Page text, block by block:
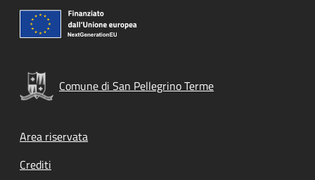
Comune di San Pellegrino Terme
Footer menu
Area riservata
Crediti